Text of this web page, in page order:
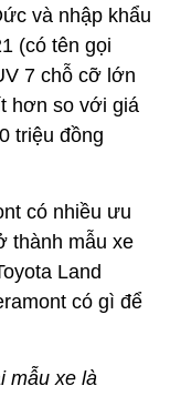
và nhập khẩu
(có tên gọi
7 chỗ cỡ lớn
hơn so với giá
triệu đồng
có nhiều ưu
thành mẫu xe
Land
có gì để
mẫu xe là